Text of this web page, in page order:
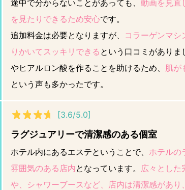
途中で分からないことがあっても、 動画を見直
を見たりできるため安心です。
追加料金は必要となりますが、 コラーゲンマシ
りかいてスッキリできる という口コミがありま
やヒアルロン酸を作ることを助けるため、 肌が
という声も多かったです。
[3.6/5.0]
ラグジュアリーで清潔感のある個室
ホテル内にあるエステということで、 ホテルの
雰囲気のある店内となっています。 広々とした
や、シャワーブースなど、店内は清潔感があり